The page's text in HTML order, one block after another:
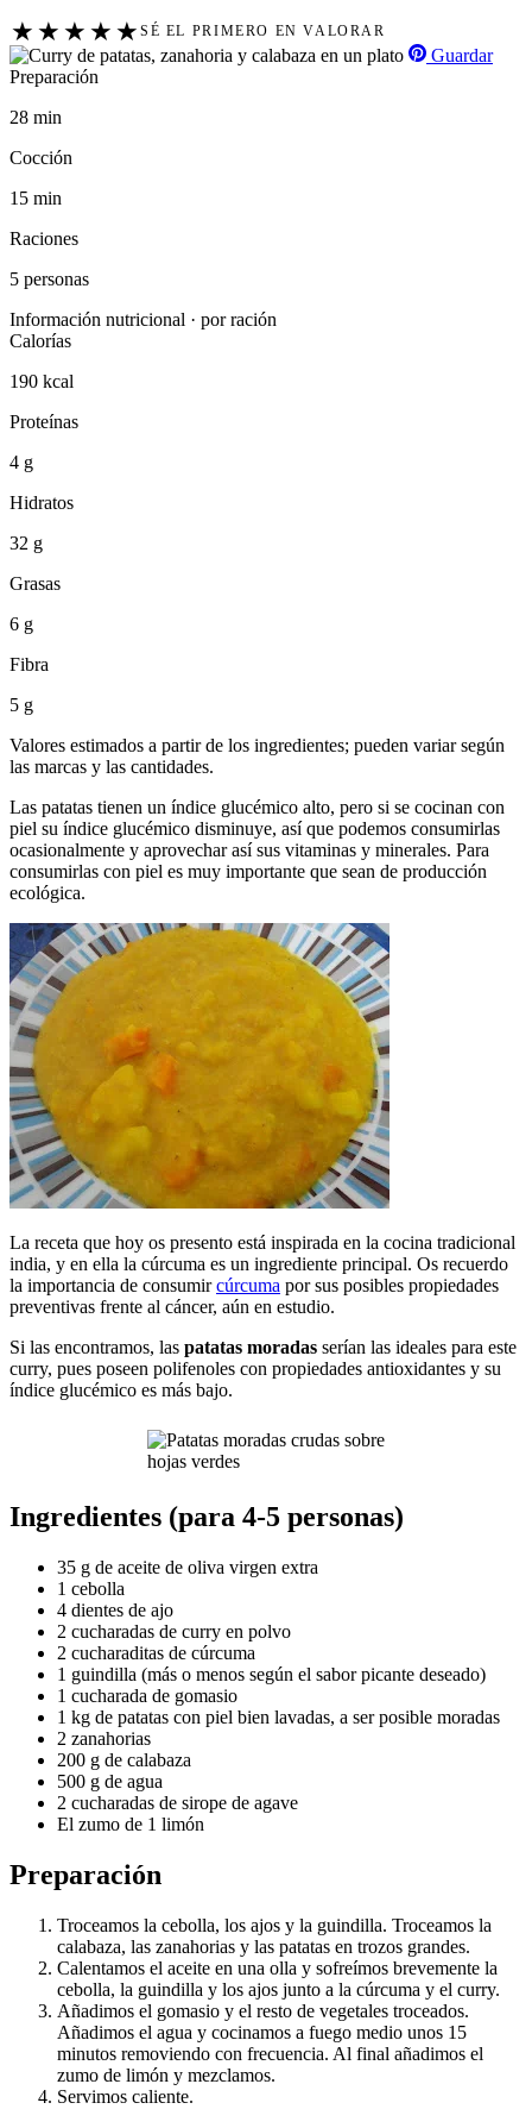
★ ★ ★ ★ ★ SÉ EL PRIMERO EN VALORAR
Guardar
Preparación
28 min
Cocción
15 min
Raciones
5 personas
Información nutricional · por ración
Calorías
190 kcal
Proteínas
4 g
Hidratos
32 g
Grasas
6 g
Fibra
5 g
Valores estimados a partir de los ingredientes; pueden variar según
las marcas y las cantidades.
Las patatas tienen un índice glucémico alto, pero si se cocinan con
piel su índice glucémico disminuye, así que podemos consumirlas
ocasionalmente y aprovechar así sus vitaminas y minerales. Para
consumirlas con piel es muy importante que sean de producción
ecológica.
La receta que hoy os presento está inspirada en la cocina tradicional
india, y en ella la cúrcuma es un ingrediente principal. Os recuerdo
la importancia de consumircúrcuma por sus posibles propiedades
preventivas frente al cáncer, aún en estudio.
Si las encontramos, las patatas moradas serían las ideales para este
curry, pues poseen polifenoles con propiedades antioxidantes y su
índice glucémico es más bajo.
Ingredientes (para 4-5 personas)
35 g de aceite de oliva virgen extra
1 cebolla
4 dientes de ajo
2 cucharadas de curry en polvo
2 cucharaditas de cúrcuma
1 guindilla (más o menos según el sabor picante deseado)
1 cucharada de gomasio
1 kg de patatas con piel bien lavadas, a ser posible moradas
2 zanahorias
200 g de calabaza
500 g de agua
2 cucharadas de sirope de agave
El zumo de 1 limón
Preparación
Troceamos la cebolla, los ajos y la guindilla. Troceamos la
calabaza, las zanahorias y las patatas en trozos grandes.
Calentamos el aceite en una olla y sofreímos brevemente la
cebolla, la guindilla y los ajos junto a la cúrcuma y el curry.
Añadimos el gomasio y el resto de vegetales troceados.
Añadimos el agua y cocinamos a fuego medio unos 15
minutos removiendo con frecuencia. Al final añadimos el
zumo de limón y mezclamos.
Servimos caliente.